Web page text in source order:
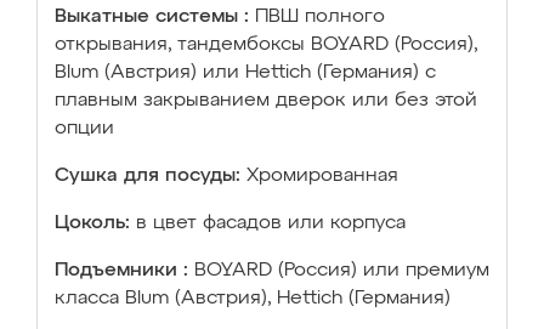
Выкатные системы :
ПВШ полного
открывания, тандембоксы BOYARD (Россия),
Blum (Австрия) или Hettich (Германия) с
плавным закрыванием дверок или без этой
опции
Сушка для посуды: Хромированная
Цоколь: в цвет фасадов или корпуса
Подъемники : BOYARD (Россия) или премиум
класса Blum (Австрия), Hettich (Германия)